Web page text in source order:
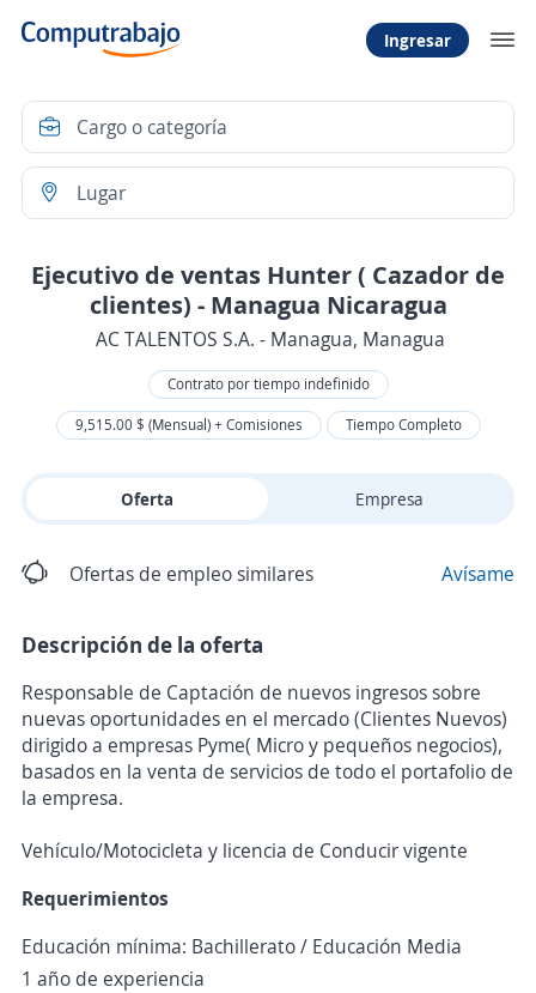
Ingresar
Ejecutivo de ventas Hunter ( Cazador de
clientes) - Managua Nicaragua
AC TALENTOS S.A. - Managua, Managua
Contrato por tiempo indefinido
9,515.00 $ (Mensual) + Comisiones
Tiempo Completo
Oferta Empresa
Ofertas de empleo similares Avísame
Descripción de la oferta
Responsable de Captación de nuevos ingresos sobre
nuevas oportunidades en el mercado (Clientes Nuevos)
dirigido a empresas Pyme( Micro y pequeños negocios),
basados en la venta de servicios de todo el portafolio de
la empresa.
Vehículo/Motocicleta y licencia de Conducir vigente
Requerimientos
Educación mínima: Bachillerato / Educación Media
1 año de experiencia